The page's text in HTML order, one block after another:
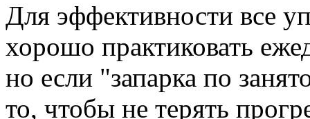
Для эффективности все
хорошо практиковать
но если "запарка по
то, чтобы не терять